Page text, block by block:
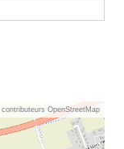
OpenStreetMap